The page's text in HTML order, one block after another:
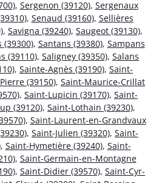
, Sergenon (39120), Sergenaux
, Senaud (39160), Sellières
, Savigna (39240), Saugeot (39130),
(39300), Santans (39380), Sampans
(39110), Saligney (39350), Salans
, Sainte-Agnès (39190), Saint-
(39150), Saint-Maurice-Crillat
, Saint-Lupicin (39170), Saint-
(39120), Saint-Lothain (39230),
, Saint-Laurent-en-Grandvaux
, Saint-Julien (39320), Saint-
, Saint-Hymetière (39240), Saint-
, Saint-Germain-en-Montagne
, Saint-Didier (39570), Saint-Cyr-